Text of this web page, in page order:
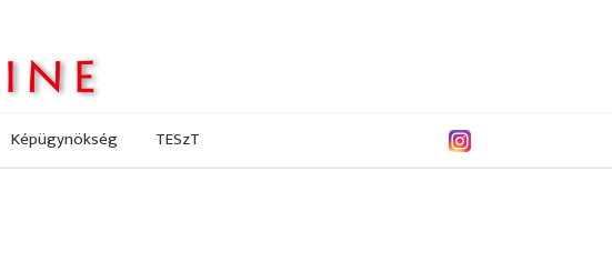
Képügynökség TESzT